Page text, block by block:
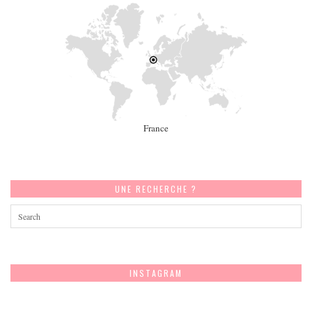
France
UNE RECHERCHE ?
INSTAGRAM